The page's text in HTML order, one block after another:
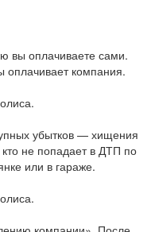
вы оплачиваете сами.
компания.
убытков — хищения
не попадает в ДТП по
или в гараже.